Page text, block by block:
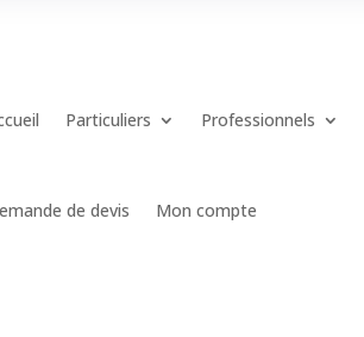
Particuliers Professionnels
de devis Mon compte